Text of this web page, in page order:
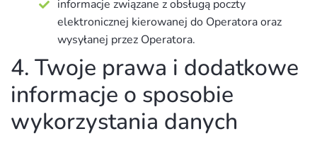
informacje związane z obsługą poczty
elektronicznej kierowanej do Operatora oraz
wysyłanej przez Operatora.
4. Twoje prawa i dodatkowe
informacje o sposobie
wykorzystania danych